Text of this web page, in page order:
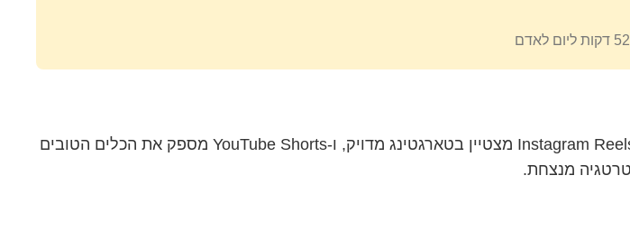
כל פלטפורמה מציעה יכולות ייחודיות: TikTok מוביל בוויראליות ובהגעה אורגנית, Instagram Reels מצטיין בטארגטינג מדויק, ו-YouTube Shorts מספק את הכלים הטובים
מנצחת.